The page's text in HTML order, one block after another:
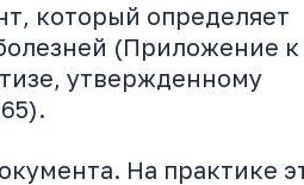
который определяет
(Приложение к
утвержденному
На практике